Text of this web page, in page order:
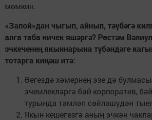
мөмкин.
«Запой»дан чыгып, айнып, тәүбәгә
алга таба ничек яшәргә? Рөстәм
эчкеченең якыннарына түбәндәге
тотарга киңәш итә:
Өегездә хәмернең эзе дә
эчемлекләргә бай корпоратив,
турында тәмләп сөйләшүдән
Якын кешегезгә аның эчкән